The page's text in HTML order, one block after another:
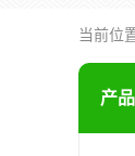
当前位
产